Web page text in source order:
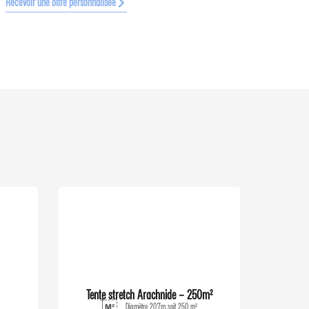
Tente stretch Arachnide – 250m²
Diamètre 20.7m soit 250 m²